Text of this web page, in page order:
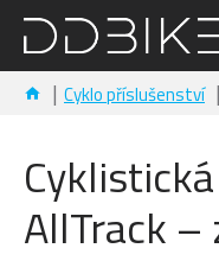
Cyklo příslušenství
AllTrack –